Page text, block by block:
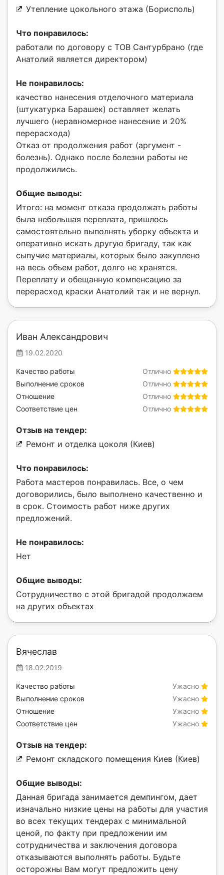
Утепление цокольного этажа (Борисполь)
Что понравилось:
работали по договору с ТОВ Сантурбрано (где
Анатолий является директором)
Не понравилось:
качество нанесения отделочного материала
(штукатурка Барашек) оставляет желать
лучшего (неравномерное нанесение и 20%
перерасхода)
Отказ от продолжения работ (аргумент -
болезнь). Однако после болезни работы не
продолжились.
Общие выводы:
Итого: на момент отказа продолжать работы
была небольшая переплата, пришлось
самостоятельно выполнять уборку объекта и
оперативно искать другую бригаду, так как
сыпучие материалы, которых было закуплено
на весь объем работ, долго не хранятся.
Переплату и обещанную компенсацию за
перерасход краски Анатолий так и не вернул.
Иван Александрович
19.02.2020
Отлично
Качество работы
Отлично
Выполнение сроков
Отлично
Отношение
Отлично
Соответствие цен
Отзыв на тендер:
Ремонт и отделка цоколя (Киев)
Что понравилось:
Работа мастеров понравилась. Все, о чем
договорились, было выполнено качественно и
в срок. Стоимость работ ниже других
предложений.
Не понравилось:
Нет
Общие выводы:
Сотрудничество с этой бригадой продолжаем
на других объектах
Вячеслав
18.02.2019
Ужасно
Качество работы
Ужасно
Выполнение сроков
Ужасно
Отношение
Ужасно
Соответствие цен
Отзыв на тендер:
Ремонт складского помещения Киев (Киев)
Общие выводы:
Данная бригада занимается демпингом, дает
изначально низкие цены на работы для участия
во всех текущих тендерах с минимальной
ценой, по факту при предложении им
сотрудничества и заключения договора
отказываются выполнять работы. Будьте
осторожны Вам могут предложить цену